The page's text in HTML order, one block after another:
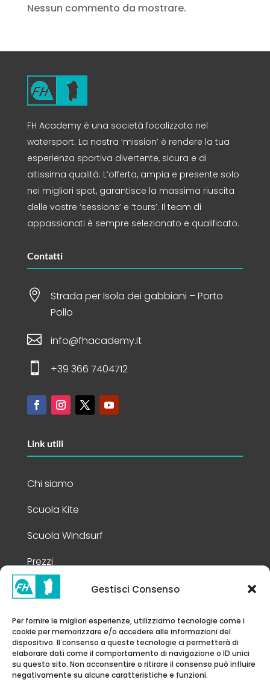
Gestisci Consenso
Per fornire le migliori esperienze, utilizziamo tecnologie come i
cookie per memorizzare e/o accedere alle informazioni del
dispositivo. Il consenso a queste tecnologie ci permetterà di
elaborare dati come il comportamento di navigazione o ID unici
su questo sito. Non acconsentire o ritirare il consenso può influire
negativamente su alcune caratteristiche e funzioni.
Nessun commento da mostrare.
FH Academy è una società focalizzata nel
watersport. La nostra ‘mission’ è rendere la tua
esperienza sportiva divertente, sicura e di
altissima qualità. L’offerta, ampia e presente solo
nei migliori spot, garantisce la massima riuscita
delle vostre ‘sessions’ e ‘tours’. Il team di
appassionati è sempre selezionato e qualificato.
Contatti

Strada per Isola dei gabbiani – Porto
Pollo
 info@fhacademy.it
 +39 366 7404712
Link utili
Chi siamo
Scuola Kite
Scuola Windsurf
Prezzi
Info Legali
Privacy Policy
Cookie Policy